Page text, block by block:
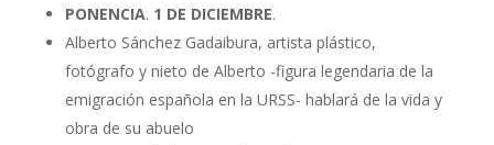
PONENCIA. 1 DE DICIEMBRE.
Alberto Sánchez Gadaibura, artista plástico,
fotógrafo y nieto de Alberto -figura legendaria de la
emigración española en la URSS- hablará de la vida y
obra de su abuelo